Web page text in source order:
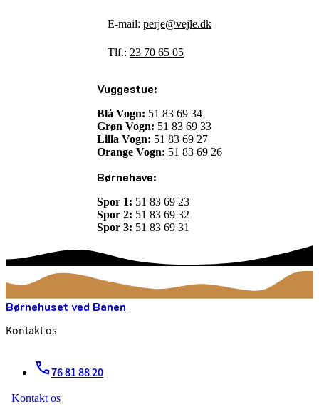
E-mail: perje@vejle.dk
Tlf.: 23 70 65 05
Vuggestue:
Blå Vogn: 51 83 69 34
Grøn Vogn: 51 83 69 33
Lilla Vogn: 51 83 69 27
Orange Vogn: 51 83 69 26
Børnehave:
Spor 1: 51 83 69 23
Spor 2: 51 83 69 32
Spor 3: 51 83 69 31
Børnehuset ved Banen
Kontakt os
76 81 88 20
Kontakt os